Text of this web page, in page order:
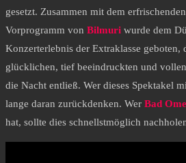
gesetzt. Zusammen mit dem
Vorprogramm von Bilmuri wurde dem
Konzerterlebnis der Extraklasse geboten,
glücklichen, tief beeindruckten und
die Nacht entließ. Wer dieses Spektakel
lange daran zurückdenken. Wer Bad
hat, sollte dies schnellstmöglich